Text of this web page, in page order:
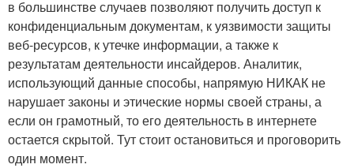
в большинстве случаев позволяют получить доступ к
конфиденциальным документам, к уязвимости защиты
веб-ресурсов, к утечке информации, а также к
результатам деятельности инсайдеров. Аналитик,
использующий данные способы, напрямую НИКАК не
нарушает законы и этические нормы своей страны, а
если он грамотный, то его деятельность в интернете
остается скрытой. Тут стоит остановиться и проговорить
один момент.